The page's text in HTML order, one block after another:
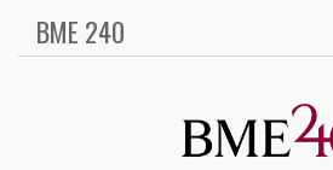
BME 240